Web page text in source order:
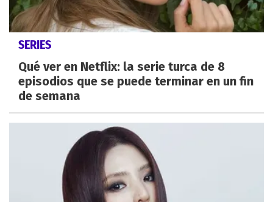
SERIES
Qué ver en Netflix: la serie turca de 8
episodios que se puede terminar en un fin
de semana